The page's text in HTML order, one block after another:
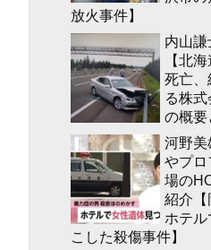
放火事件】
内山
【北
死亡、
る株
の概要
河野美
やプロ
場の
紹介【
ホテ
こした殺傷事件】